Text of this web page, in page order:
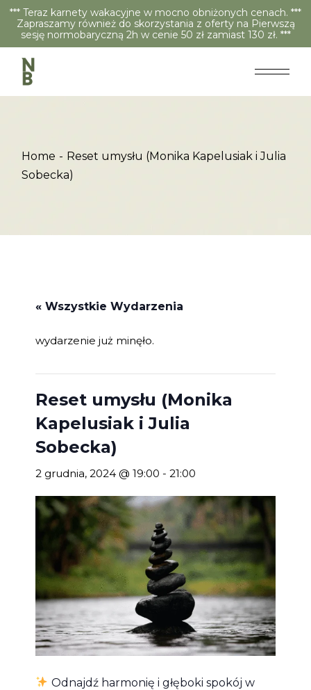
*** Teraz karnety wakacyjne w mocno obniżonych cenach. ***
Zapraszamy również do skorzystania z oferty na Pierwszą
sesję normobaryczną 2h w cenie 50 zł zamiast 130 zł. ***
Home
Reset umysłu (Monika Kapelusiak i Julia
Sobecka)
« Wszystkie Wydarzenia
wydarzenie już minęło.
Reset umysłu (Monika
Kapelusiak i Julia
Sobecka)
2 grudnia, 2024 @ 19:00 -21:00
Odnajdź harmonię i głęboki spokój w